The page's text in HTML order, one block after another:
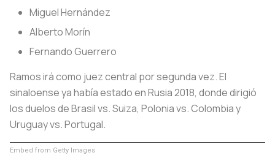
Miguel Hernández
Alberto Morín
Fernando Guerrero
Ramos irá como juez central por segunda vez. El
sinaloense ya había estado en Rusia 2018, donde dirigió
los duelos de Brasil vs. Suiza, Polonia vs. Colombia y
Uruguay vs. Portugal.
Embed from Getty Images